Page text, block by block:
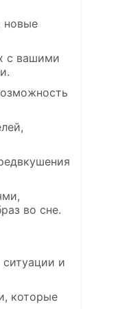
новые
с вашими
во сне.
и
которые